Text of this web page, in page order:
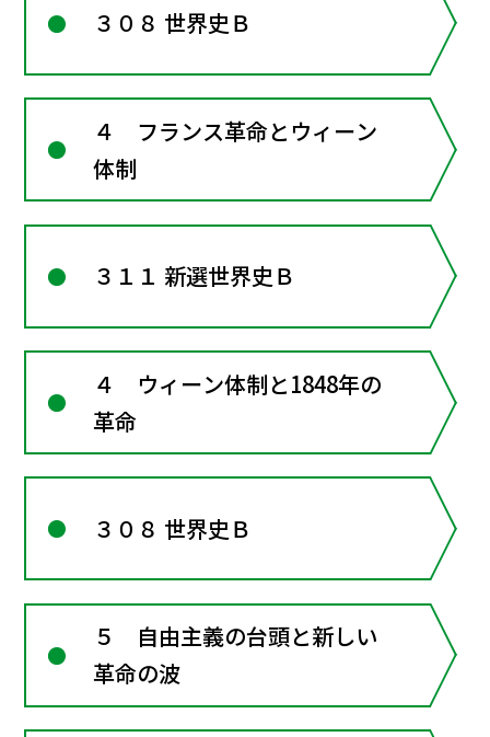
３０８ 世界史Ｂ
４ フランス革命とウィーン
体制
３１１ 新選世界史Ｂ
４ ウィーン体制と1848年の
革命
３０８ 世界史Ｂ
５ 自由主義の台頭と新しい
革命の波